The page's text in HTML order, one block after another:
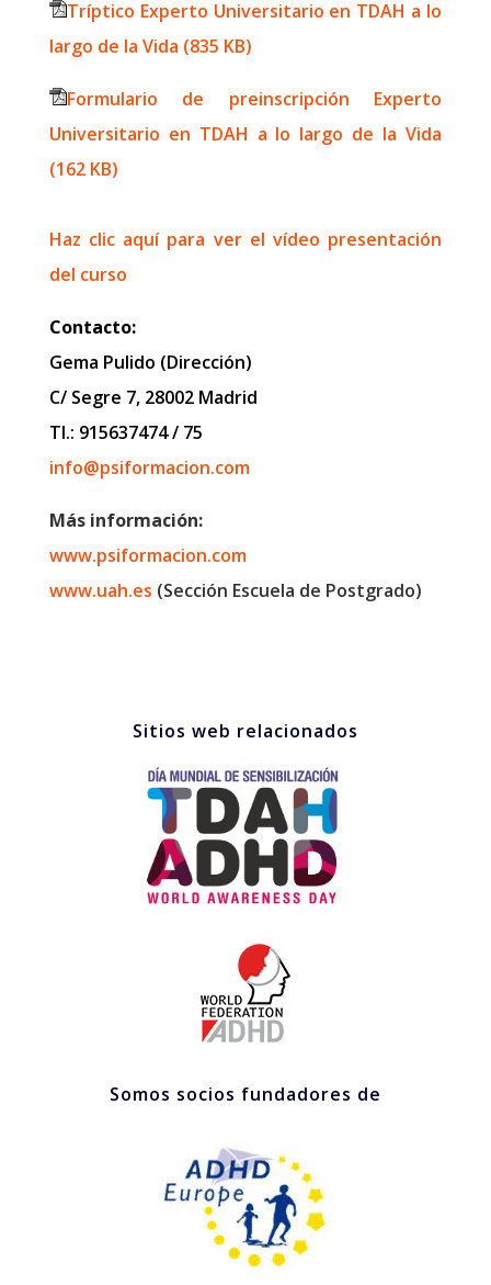
Tríptico Experto Universitario en TDAH a lo
largo de la Vida (835 KB)
Formulario de preinscripción Experto
Universitario en TDAH a lo largo de la Vida
(162 KB)
Haz clic aquí para ver el vídeo presentación
del curso
Contacto:
Gema Pulido (Dirección)
C/ Segre 7, 28002 Madrid
Tl.: 915637474 / 75
info@psiformacion.com
Más información:
www.psiformacion.com
www.uah.es (Sección Escuela de Postgrado)
Sitios web relacionados
Somos socios fundadores de